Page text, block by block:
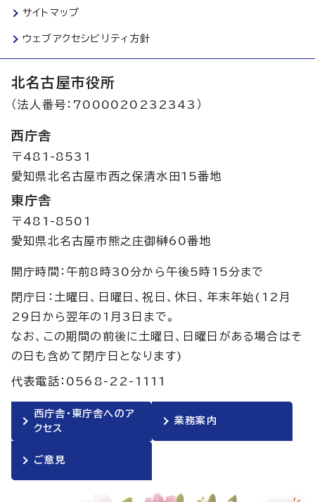
サイトマップ
ウェブアクセシビリティ方針
北名古屋市役所
（法人番号：7000020232343）
西庁舎
〒481-8531
愛知県北名古屋市西之保清水田15番地
東庁舎
〒481-8501
愛知県北名古屋市熊之庄御榊60番地
開庁時間：午前8時30分から午後5時15分まで
閉庁日：土曜日、日曜日、祝日、休日、年末年始(12月
29日から翌年の1月3日まで。
なお、この期間の前後に土曜日、日曜日がある場合はそ
の日も含めて閉庁日となります)
代表電話：0568-22-1111
西庁舎・東庁舎へのア
クセス
業務案内
ご意見